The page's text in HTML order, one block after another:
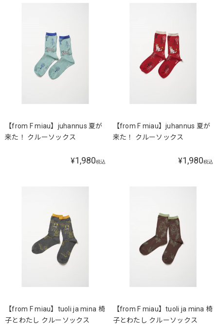
【from F miau】juhannus 夏が
来た！ クルーソックス
¥1,980税込
【from F miau】juhannus 夏が
来た！ クルーソックス
¥1,980税込
【from F miau】tuoli ja mina 椅
子とわたし クルーソックス
【from F miau】tuoli ja mina 椅
子とわたし クルーソックス